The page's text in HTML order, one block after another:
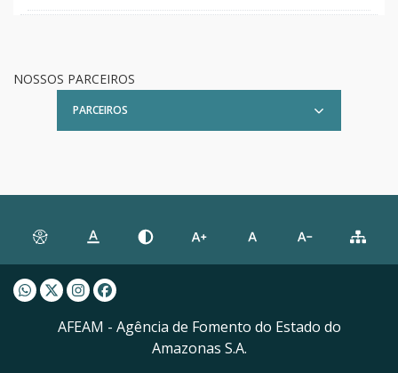
NOSSOS PARCEIROS
PARCEIROS
Whatsapp AFEAM
Twitter AFEAM
Instagram AFEAM
Facebook AFEAM
AFEAM - Agência de Fomento do Estado do
Amazonas S.A.